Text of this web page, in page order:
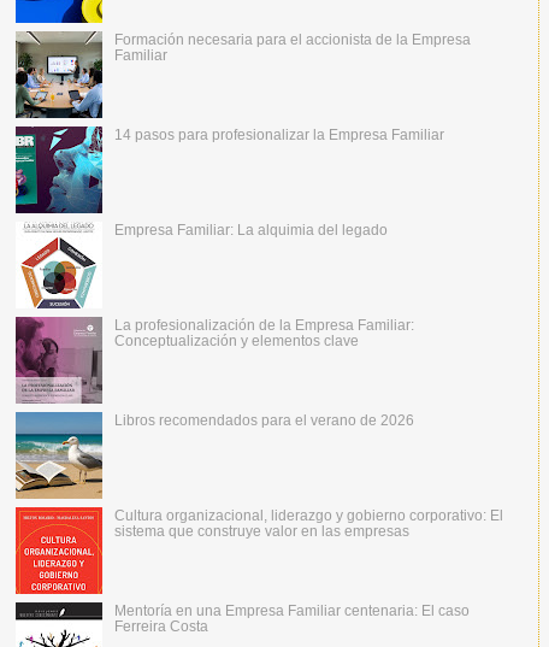
Formación necesaria para el accionista de la Empresa
Familiar
14 pasos para profesionalizar la Empresa Familiar
Empresa Familiar: La alquimia del legado
La profesionalización de la Empresa Familiar:
Conceptualización y elementos clave
Libros recomendados para el verano de 2026
Cultura organizacional, liderazgo y gobierno corporativo: El
sistema que construye valor en las empresas
Mentoría en una Empresa Familiar centenaria: El caso
Ferreira Costa